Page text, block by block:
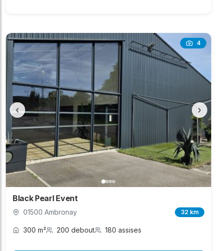
sur la fiche salle, un moyen simple et efficace
pour poser toutes vos questions, soit en utilisant
les coordonnées directes (téléphone ou e-mail)
mises à disposition. Dans tous les cas, le
propriétaire vous répondra directement, vous
permettant ainsi d'obtenir rapidement les
informations nécessaires sur les disponibilités, les
tarifs et les conditions de location. Profitez de
l'accessibilité et du cadre local pour un
événement réussi à Neuville-les-Dames.
4
‹ ›
Black Pearl Event
01500 Ambronay 32 km
300 m² 200 debout 180 assises